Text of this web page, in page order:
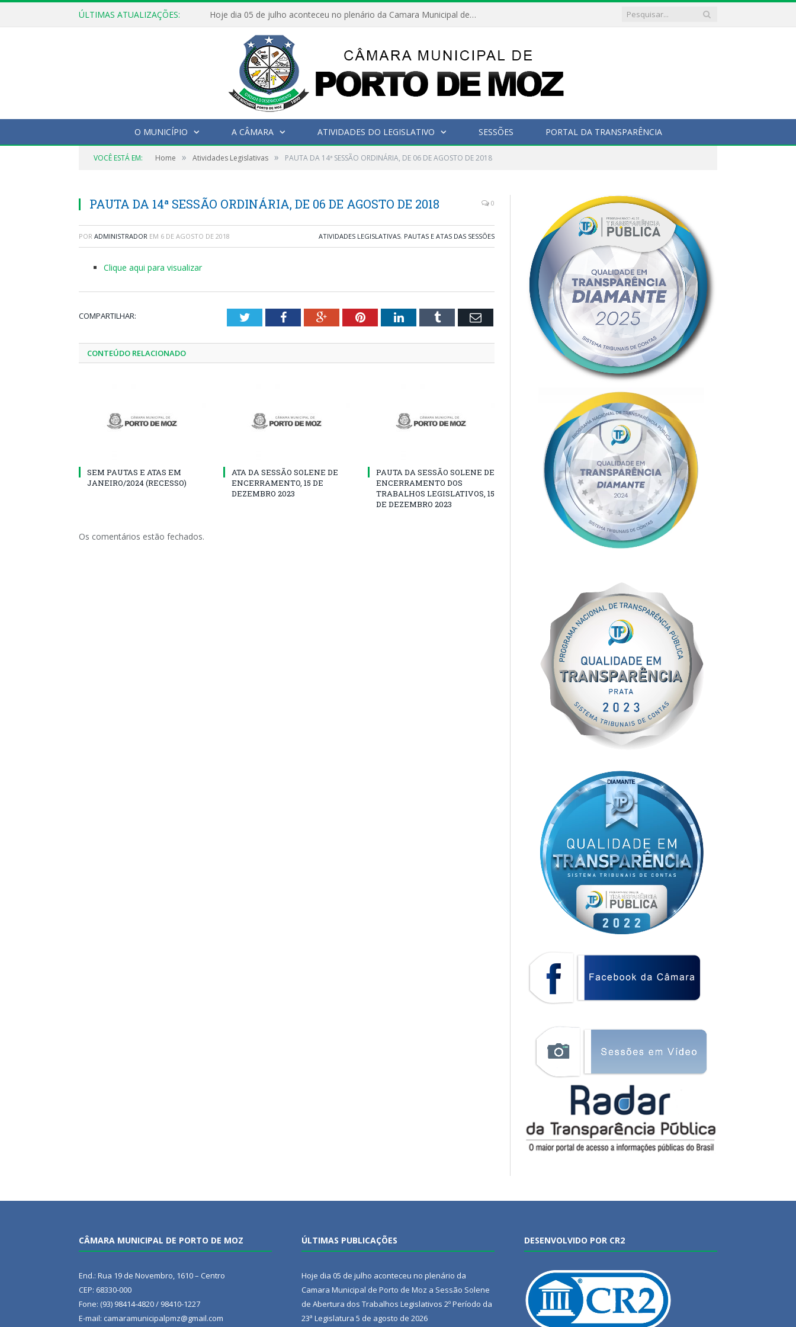
ÚLTIMAS ATUALIZAÇÕES: Hoje dia 05 de julho aconteceu no plenário da Camara Municipal de Porto de Moz a Sessão Solene de Abertura dos Trabalhos Legislativos 2º Período da 23ª Legislatura
O MUNICÍPIO A CÂMARA ATIVIDADES DO LEGISLATIVO SESSÕES PORTAL DA TRANSPARÊNCIA
VOCÊ ESTÁ EM: Home » Atividades Legislativas » PAUTA DA 14ª SESSÃO ORDINÁRIA, DE 06 DE AGOSTO DE 2018
PAUTA DA 14ª SESSÃO ORDINÁRIA, DE 06 DE AGOSTO DE 2018 0
POR ADMINISTRADOR EM 6 DE AGOSTO DE 2018 ATIVIDADES LEGISLATIVAS, PAUTAS E ATAS DAS SESSÕES
Clique aqui para visualizar
COMPARTILHAR: TwitterFacebookGoogle+PinterestLinkedInTumblr Email
CONTEÚDO RELACIONADO
SEM PAUTAS E ATAS EM
JANEIRO/2024 (RECESSO)
ATA DA SESSÃO SOLENE DE
ENCERRAMENTO, 15 DE
DEZEMBRO 2023
PAUTA DA SESSÃO SOLENE DE
ENCERRAMENTO DOS
TRABALHOS LEGISLATIVOS, 15
DE DEZEMBRO 2023
Os comentários estão fechados.
CÂMARA MUNICIPAL DE PORTO DE MOZ
End.: Rua 19 de Novembro, 1610 – Centro
CEP: 68330-000
Fone: (93) 98414-4820 / 98410-1227
E-mail: camaramunicipalpmz@gmail.com
ÚLTIMAS PUBLICAÇÕES
Hoje dia 05 de julho aconteceu no plenário da
Camara Municipal de Porto de Moz a Sessão Solene
de Abertura dos Trabalhos Legislativos 2º Período da
23ª Legislatura 5 de agosto de 2026
DESENVOLVIDO POR CR2